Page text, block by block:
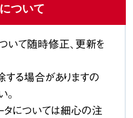
ついて
いて随時修正、更新を
する場合がありますの
。
タについては細心の注